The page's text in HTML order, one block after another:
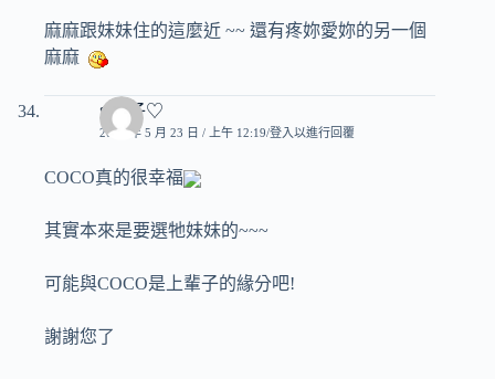
麻麻跟妹妹住的這麼近 ~~ 還有疼妳愛妳的另一個
麻麻
♥玟子♡
2007 年 5 月 23 日 / 上午 12:19 登入以進行回覆
COCO真的很幸福
其實本來是要選牠妹妹的~~~
可能與COCO是上輩子的緣分吧!
謝謝您了